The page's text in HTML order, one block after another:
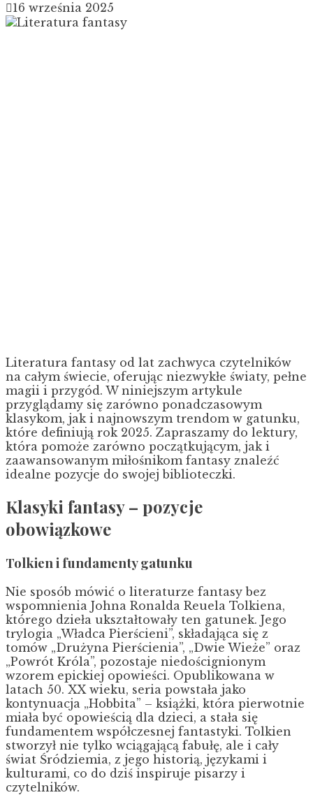
16 września 2025
Literatura fantasy od lat zachwyca czytelników
na całym świecie, oferując niezwykłe światy, pełne
magii i przygód. W niniejszym artykule
przyglądamy się zarówno ponadczasowym
klasykom, jak i najnowszym trendom w gatunku,
które definiują rok 2025. Zapraszamy do lektury,
która pomoże zarówno początkującym, jak i
zaawansowanym miłośnikom fantasy znaleźć
idealne pozycje do swojej biblioteczki.
Klasyki fantasy – pozycje
obowiązkowe
Tolkien i fundamenty gatunku
Nie sposób mówić o literaturze fantasy bez
wspomnienia Johna Ronalda Reuela Tolkiena,
którego dzieła ukształtowały ten gatunek. Jego
trylogia „Władca Pierścieni”, składająca się z
tomów „Drużyna Pierścienia”, „Dwie Wieże” oraz
„Powrót Króla”, pozostaje niedoścignionym
wzorem epickiej opowieści. Opublikowana w
latach 50. XX wieku, seria powstała jako
kontynuacja „Hobbita” – książki, która pierwotnie
miała być opowieścią dla dzieci, a stała się
fundamentem współczesnej fantastyki. Tolkien
stworzył nie tylko wciągającą fabułę, ale i cały
świat Śródziemia, z jego historią, językami i
kulturami, co do dziś inspiruje pisarzy i
czytelników.